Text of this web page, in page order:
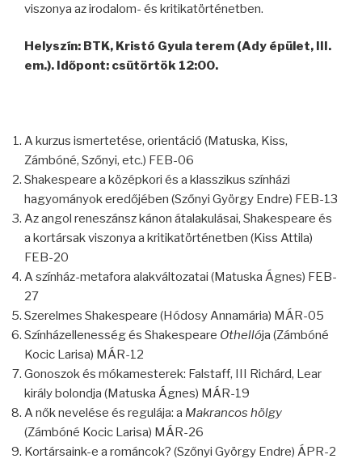
viszonya az irodalom- és kritikatörténetben.
Helyszín: BTK, Kristó Gyula terem (Ady épület, III.
em.). Időpont: csütörtök 12:00.
A kurzus ismertetése, orientáció (Matuska, Kiss,
Zámbóné, Szőnyi, etc.) FEB-06
Shakespeare a középkori és a klasszikus színházi
hagyományok eredőjében (Szőnyi György Endre) FEB-13
Az angol reneszánsz kánon átalakulásai, Shakespeare és
a kortársak viszonya a kritikatörténetben (Kiss Attila)
FEB-20
A színház-metafora alakváltozatai (Matuska Ágnes) FEB-
27
Szerelmes Shakespeare (Hódosy Annamária) MÁR-05
Színházellenesség és Shakespeare Othellója (Zámbóné
Kocic Larisa) MÁR-12
Gonoszok és mókamesterek: Falstaff, III Richárd, Lear
király bolondja (Matuska Ágnes) MÁR-19
A nők nevelése és regulája: a Makrancos hölgy
(Zámbóné Kocic Larisa) MÁR-26
Kortársaink-e a románcok? (Szőnyi György Endre) ÁPR-2